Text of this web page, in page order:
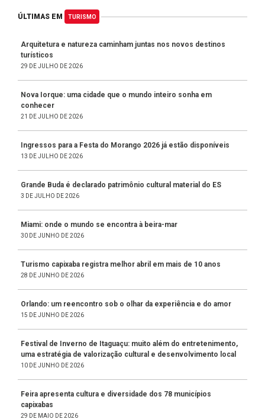
ÚLTIMAS EM TURISMO
Arquitetura e natureza caminham juntas nos novos destinos
turísticos
29 DE JULHO DE 2026
Nova Iorque: uma cidade que o mundo inteiro sonha em
conhecer
21 DE JULHO DE 2026
Ingressos para a Festa do Morango 2026 já estão disponíveis
13 DE JULHO DE 2026
Grande Buda é declarado patrimônio cultural material do ES
3 DE JULHO DE 2026
Miami: onde o mundo se encontra à beira-mar
30 DE JUNHO DE 2026
Turismo capixaba registra melhor abril em mais de 10 anos
28 DE JUNHO DE 2026
Orlando: um reencontro sob o olhar da experiência e do amor
15 DE JUNHO DE 2026
Festival de Inverno de Itaguaçu: muito além do entretenimento,
uma estratégia de valorização cultural e desenvolvimento local
10 DE JUNHO DE 2026
Feira apresenta cultura e diversidade dos 78 municípios
capixabas
29 DE MAIO DE 2026